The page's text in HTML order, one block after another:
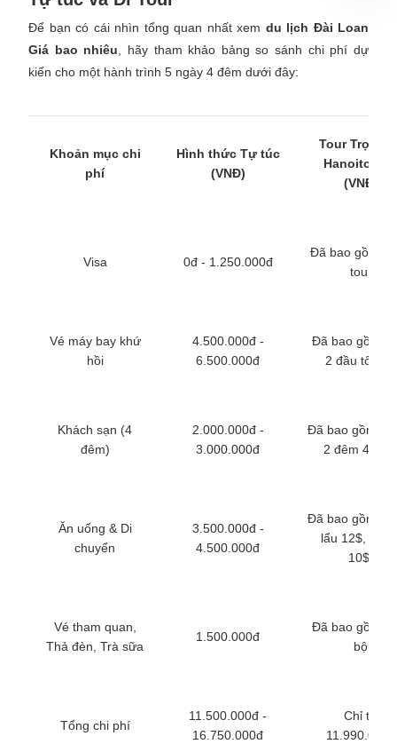
Để bạn có cái nhìn tổng quan nhất xem du lịch Đài Loan
Giá bao nhiêu, hãy tham khảo bảng so sánh chi phí dự
kiến cho một hành trình 5 ngày 4 đêm dưới đây:
Khoản mục chi
phí
Hình thức Tự túc
(VNĐ)
Tour Trọn
(VNĐ)
Visa 0đ - 1.250.000đ
Đã bao gồm
tour
Vé máy bay khứ
hồi
4.500.000đ -
6.500.000đ
Đã bao gồm
2 đầu tối ưu)
Khách sạn (4
đêm)
2.000.000đ -
3.000.000đ
Đã bao gồm
2 đêm 4 sao)
Ăn uống & Di
chuyển
3.500.000đ -
4.500.000đ
Đã bao gồm
lẩu 12$,
10$)
Vé tham quan,
Thả đèn, Trà sữa
1.500.000đ
Đã bao gồm
bộ
Tổng chi phí
11.500.000đ -
16.750.000đ
Chỉ từ
11.990.000đ